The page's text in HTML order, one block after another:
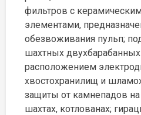
фильтров с
элементами,
обезвоживания пульп;
шахтных
расположением
хвостохранилищ и
защиты от камнепадов
шахтах, котлованах;